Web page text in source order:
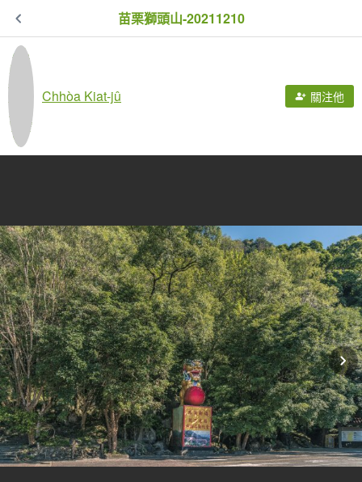
苗栗獅頭山-20211210
Chhòa Kiat-jû 關注他